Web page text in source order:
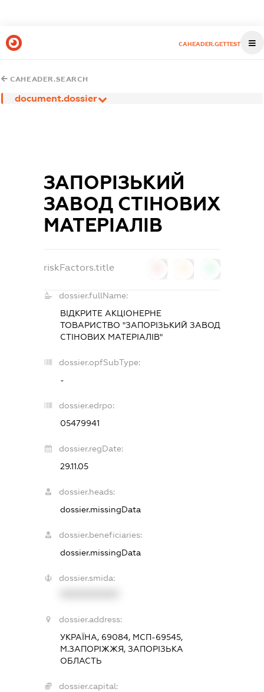
CAHEADER.GETTEST
CAHEADER.SEARCH
document.dossier
ЗАПОРІЗЬКИЙ
ЗАВОД СТІНОВИХ
МАТЕРІАЛІВ
riskFactors.title
dossier.fullName:
ВІДКРИТЕ АКЦІОНЕРНЕ
ТОВАРИСТВО "ЗАПОРІЗЬКИЙ ЗАВОД
СТІНОВИХ МАТЕРІАЛІВ"
dossier.opfSubType:
-
dossier.edrpo:
05479941
dossier.regDate:
29.11.05
dossier.heads:
dossier.missingData
dossier.beneficiaries:
dossier.missingData
dossier.smida:
dossier.address:
УКРАЇНА, 69084, МСП-69545,
М.ЗАПОРІЖЖЯ, ЗАПОРІЗЬКА
ОБЛАСТЬ
dossier.capital: